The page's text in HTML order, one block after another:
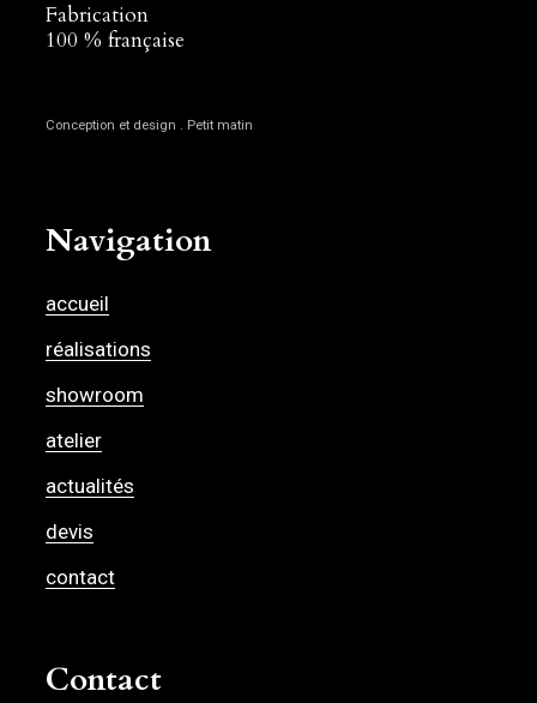
Fabrication
100 % française
Conception et design . Petit matin
Navigation
accueil
réalisations
showroom
atelier
actualités
devis
contact
Contact